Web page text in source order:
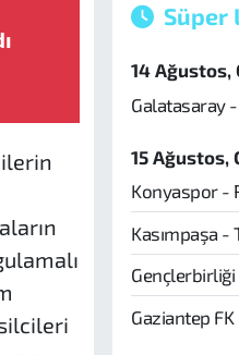
Süper
14 Ağustos,
Galatasaray
15 Ağustos,
Konyaspor -
Kasımpaşa
Gençlerbirliği
Gaziantep